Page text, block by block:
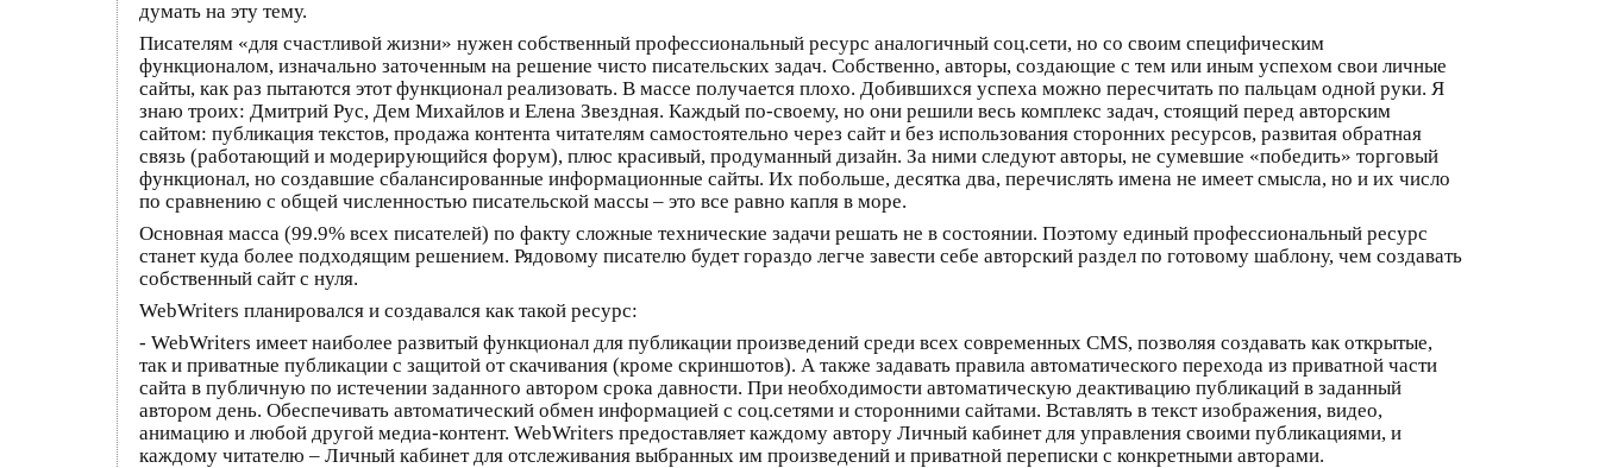
думать на эту тему.
Писателям «для счастливой жизни» нужен собственный профессиональный ресурс аналогичный соц.сети, но со своим специфическим
функционалом, изначально заточенным на решение чисто писательских задач. Собственно, авторы, создающие с тем или иным успехом свои личные
сайты, как раз пытаются этот функционал реализовать. В массе получается плохо. Добившихся успеха можно пересчитать по пальцам одной руки. Я
знаю троих: Дмитрий Рус, Дем Михайлов и Елена Звездная. Каждый по-своему, но они решили весь комплекс задач, стоящий перед авторским
сайтом: публикация текстов, продажа контента читателям самостоятельно через сайт и без использования сторонних ресурсов, развитая обратная
связь (работающий и модерирующийся форум), плюс красивый, продуманный дизайн. За ними следуют авторы, не сумевшие «победить» торговый
функционал, но создавшие сбалансированные информационные сайты. Их побольше, десятка два, перечислять имена не имеет смысла, но и их число
по сравнению с общей численностью писательской массы – это все равно капля в море.
Основная масса (99.9% всех писателей) по факту сложные технические задачи решать не в состоянии. Поэтому единый профессиональный ресурс
станет куда более подходящим решением. Рядовому писателю будет гораздо легче завести себе авторский раздел по готовому шаблону, чем создавать
собственный сайт с нуля.
WebWriters планировался и создавался как такой ресурс:
- WebWriters имеет наиболее развитый функционал для публикации произведений среди всех современных CMS, позволяя создавать как открытые,
так и приватные публикации с защитой от скачивания (кроме скриншотов). А также задавать правила автоматического перехода из приватной части
сайта в публичную по истечении заданного автором срока давности. При необходимости автоматическую деактивацию публикаций в заданный
автором день. Обеспечивать автоматический обмен информацией с соц.сетями и сторонними сайтами. Вставлять в текст изображения, видео,
анимацию и любой другой медиа-контент. WebWriters предоставляет каждому автору Личный кабинет для управления своими публикациями, и
каждому читателю – Личный кабинет для отслеживания выбранных им произведений и приватной переписки с конкретными авторами.